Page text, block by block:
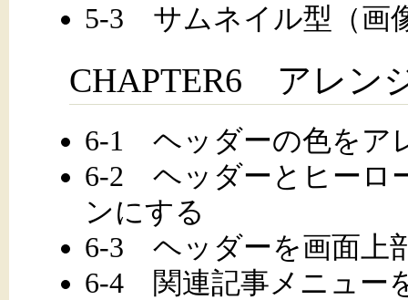
5-3 サムネイル型（画
CHAPTER6 アレン
6-1 ヘッダーの色をア
6-2 ヘッダーとヒーロ
ンにする
6-3 ヘッダーを画面上
6-4 関連記事メニュー